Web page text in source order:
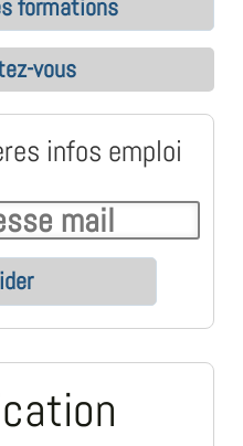
formations
vous
infos emploi